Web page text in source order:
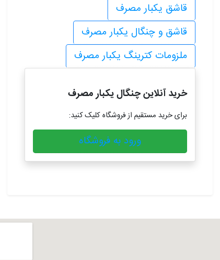
قاشق یکبار مصرف
قاشق و چنگال یکبار مصرف
ملزومات کترینگ یکبار مصرف
خرید آنلاین چنگال یکبار مصرف
برای خرید مستقیم از فروشگاه کلیک کنید:
ورود به فروشگاه